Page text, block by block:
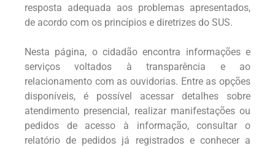
resposta adequada aos problemas apresentados,
de acordo com os princípios e diretrizes do SUS.
Nesta página, o cidadão encontra informações e
serviços voltados à transparência e ao
relacionamento com as ouvidorias. Entre as opções
disponíveis, é possível acessar detalhes sobre
atendimento presencial, realizar manifestações ou
pedidos de acesso à informação, consultar o
relatório de pedidos já registrados e conhecer a